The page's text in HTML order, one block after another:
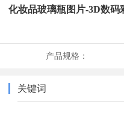
化妆品玻璃瓶图片-3D数码
产品规格：
关键词